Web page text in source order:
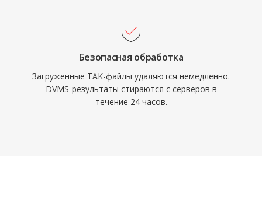
Безопасная обработка
Загруженные TAK-файлы удаляются немедленно.
DVMS-результаты стираются с серверов в
течение 24 часов.